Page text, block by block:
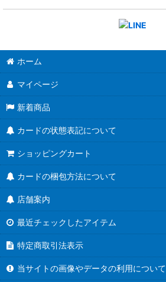
ホーム
マイページ
新着商品
カードの状態表記について
ショッピングカート
カードの梱包方法について
店舗案内
最近チェックしたアイテム
特定商取引法表示
当サイトの画像やデータの利用について